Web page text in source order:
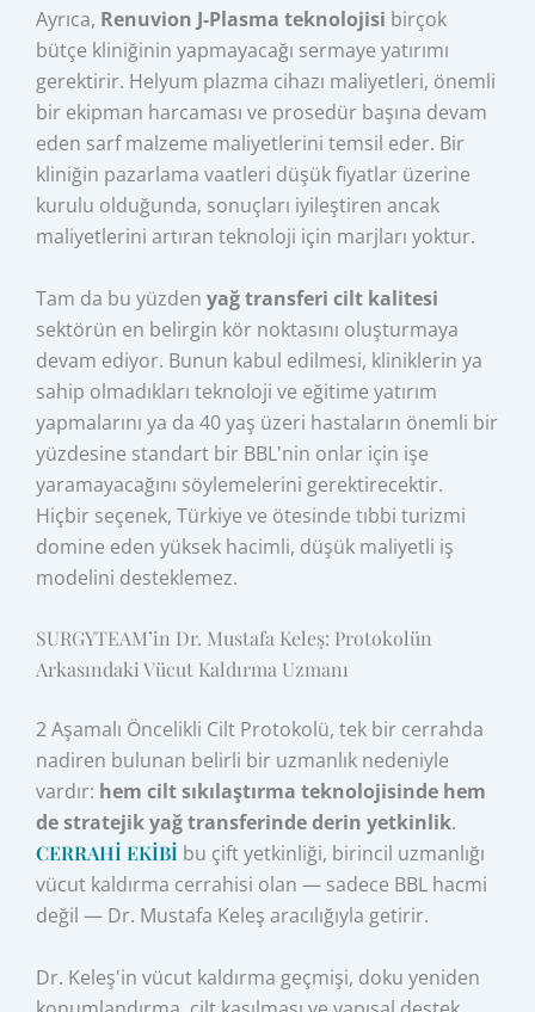
Ayrıca, Renuvion J-Plasma teknolojisi birçok
bütçe kliniğinin yapmayacağı sermaye yatırımı
gerektirir. Helyum plazma cihazı maliyetleri, önemli
bir ekipman harcaması ve prosedür başına devam
eden sarf malzeme maliyetlerini temsil eder. Bir
kliniğin pazarlama vaatleri düşük fiyatlar üzerine
kurulu olduğunda, sonuçları iyileştiren ancak
maliyetlerini artıran teknoloji için marjları yoktur.
Tam da bu yüzdenyağ transferi cilt kalitesi
sektörün en belirgin kör noktasını oluşturmaya
devam ediyor. Bunun kabul edilmesi, kliniklerin ya
sahip olmadıkları teknoloji ve eğitime yatırım
yapmalarını ya da 40 yaş üzeri hastaların önemli bir
yüzdesine standart bir BBL'nin onlar için işe
yaramayacağını söylemelerini gerektirecektir.
Hiçbir seçenek, Türkiye ve ötesinde tıbbi turizmi
domine eden yüksek hacimli, düşük maliyetli iş
modelini desteklemez.
SURGYTEAM’in Dr. Mustafa Keleş: Protokolün
Arkasındaki Vücut Kaldırma Uzmanı
2 Aşamalı Öncelikli Cilt Protokolü, tek bir cerrahda
nadiren bulunan belirli bir uzmanlık nedeniyle
vardır: hem cilt sıkılaştırma teknolojisinde hem
de stratejik yağ transferinde derin yetkinlik.
CERRAHİ EKİBİ bu çift yetkinliği, birincil uzmanlığı
vücut kaldırma cerrahisi olan — sadece BBL hacmi
değil — Dr. Mustafa Keleş aracılığıyla getirir.
Dr. Keleş'in vücut kaldırma geçmişi, doku yeniden